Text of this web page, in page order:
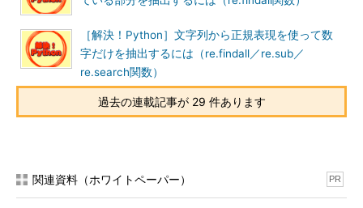
［解決！Python］文字列から正規表現を使って数
字だけを抽出するには（re.findall／re.sub／
re.search関数）
過去の連載記事が 29 件あります
関連資料（ホワイトペーパー） PR